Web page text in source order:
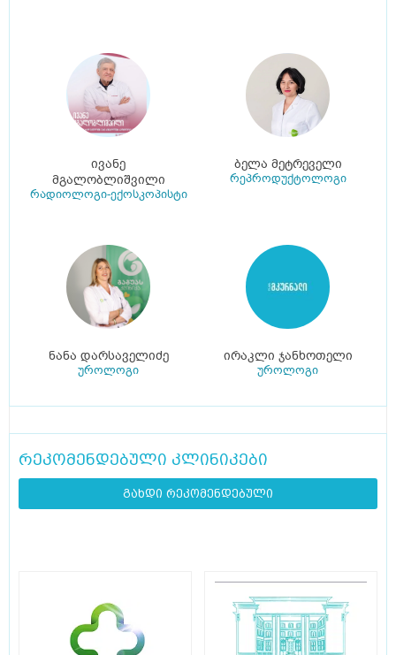
ივანე
მგალობლიშვილი
რადიოლოგი-ექოსკოპისტი
ბელა მეტრეველი
რეპროდუქტოლოგი
ნანა დარსაველიძე
უროლოგი
ირაკლი ჯანხოთელი
უროლოგი
რეკომენდებული კლინიკები
გახდი რეკომენდებული